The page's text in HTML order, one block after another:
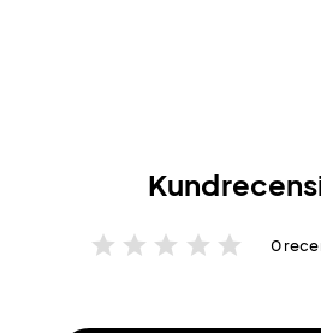
star star star star star 0